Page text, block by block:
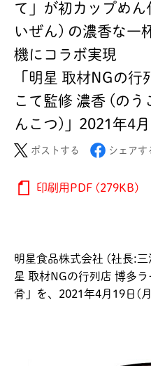
て」が初カップめ
いぜん) の濃香な一
機にコラボ実現
「明星 取材NGの行
こて監修 濃香 (のう
んこつ)」2021年4
ポストする シェアす
印刷用PDF (279KB)
明星食品株式会社 (社長:
星 取材NGの行列店 博多
骨」を、2021年4月19日(